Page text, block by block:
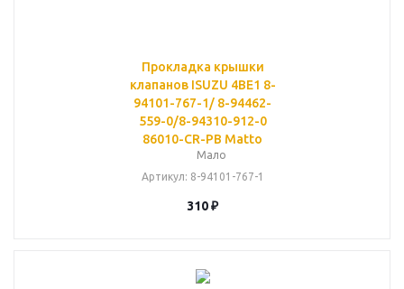
Прокладка крышки
клапанов ISUZU 4BE1 8-
94101-767-1/ 8-94462-
559-0/8-94310-912-0
86010-CR-PB Matto
Мало
Артикул: 8-94101-767-1
310₽